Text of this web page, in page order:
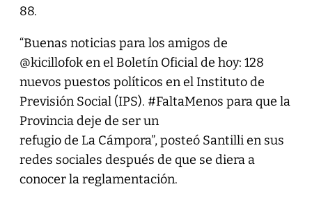
88.
“Buenas noticias para los amigos de
@kicillofok en el Boletín Oficial de hoy: 128
nuevos puestos políticos en el Instituto de
Previsión Social (IPS). #FaltaMenos para que la
Provincia deje de ser un
refugio de La Cámpora”, posteó Santilli en sus
redes sociales después de que se diera a
conocer la reglamentación.